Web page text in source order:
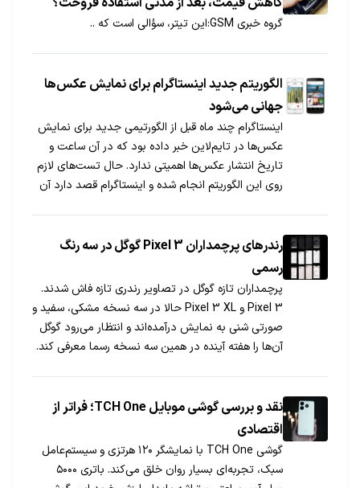
گروه خبری GSM:این تیتر، سؤالی است که ..
الگوریتم جدید اینستاگرام برای نمایش عکس‌ها
جهانی می‌شود
اینستاگرام چند ماه قبل از الگورتیمی جدید برای نمایش
عکس‌ها در تایم‌لاین خبر داده بود که در آن ساعت و
تاریخ انتشار عکس‌ها اهمیتی ندارد. حال تست‌های لازم
روی این الگوریتم انجام شده و اینستاگرام قصد دارد آن
رندرهای پرچمداران Pixel 3 گوگل در سه رنگ
رسمی
پرچمداران تازه گوگل در تصاویر رندری تازه فاش شدند.
Pixel 3 و Pixel 3 XL حالا در سه نسخه مشکی، سفید و
صورتی شنی به نمایش درآمده‌اند و انتظار می‌رود گوگل
آن‌ها را هفته آینده در همین سه نسخه رسما معرفی کند.
نقد و بررسی گوشی موبایل TCH One؛ فراتر از
اقتصادی
گوشی TCH One با نمایشگر ۱۲۰ هرتزی و سیستم‌عامل
سبک، تجربه‌ای بسیار روان خلق می‌کند. باتری ۵۰۰۰